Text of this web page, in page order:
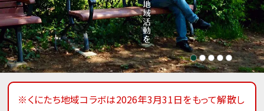
※くにたち地域コラボは2026年3月31日をもって解散し